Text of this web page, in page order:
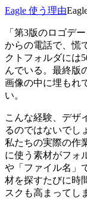
Eagle 使う理由
「第3版のロゴデ
からの電話で、慌
クトフォルダには
んでいる。最終版
画像の中に埋もれ
い。
こんな経験、デザ
るのではないでし
私たちの実際の作
に使う素材がフォ
や「ファイル名」
材を探すたびに時
スクも高まってし